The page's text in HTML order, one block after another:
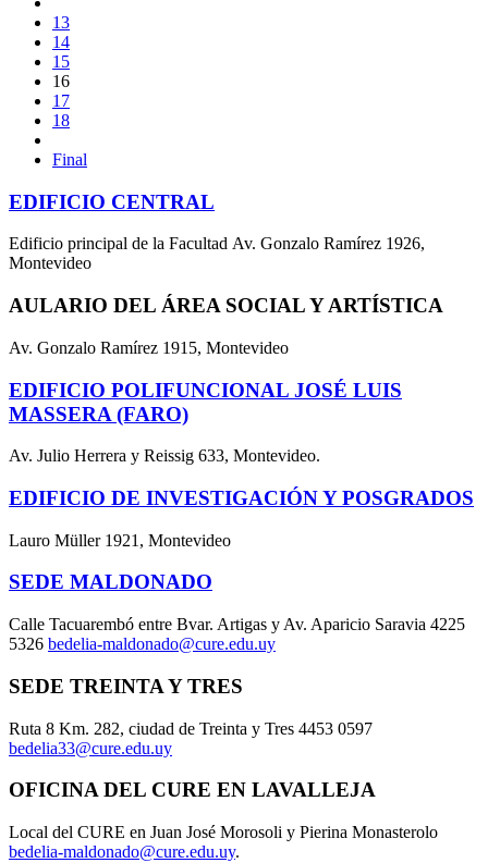
13
14
15
16
17
18
Final
EDIFICIO CENTRAL
Edificio principal de la Facultad Av. Gonzalo Ramírez 1926,
Montevideo
AULARIO DEL ÁREA SOCIAL Y ARTÍSTICA
Av. Gonzalo Ramírez 1915, Montevideo
EDIFICIO POLIFUNCIONAL JOSÉ LUIS
MASSERA (FARO)
Av. Julio Herrera y Reissig 633, Montevideo.
EDIFICIO DE INVESTIGACIÓN Y POSGRADOS
Lauro Müller 1921, Montevideo
SEDE MALDONADO
Calle Tacuarembó entre Bvar. Artigas y Av. Aparicio Saravia 4225
5326 bedelia-maldonado@cure.edu.uy
SEDE TREINTA Y TRES
Ruta 8 Km. 282, ciudad de Treinta y Tres 4453 0597
bedelia33@cure.edu.uy
OFICINA DEL CURE EN LAVALLEJA
Local del CURE en Juan José Morosoli y Pierina Monasterolo
bedelia-maldonado@cure.edu.uy.